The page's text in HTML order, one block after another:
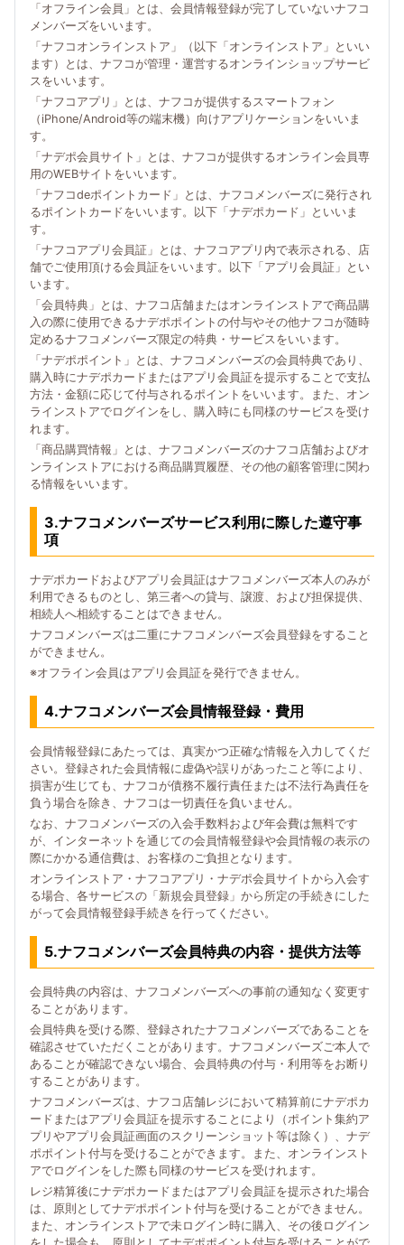
「オフライン会員」とは、会員情報登録が完了していないナフコ
メンバーズをいいます。
「ナフコオンラインストア」（以下「オンラインストア」といい
ます）とは、ナフコが管理・運営するオンラインショップサービ
スをいいます。
「ナフコアプリ」とは、ナフコが提供するスマートフォン
（iPhone/Android等の端末機）向けアプリケーションをいいま
す。
「ナデポ会員サイト」とは、ナフコが提供するオンライン会員専
用のWEBサイトをいいます。
「ナフコdeポイントカード」とは、ナフコメンバーズに発行され
るポイントカードをいいます。以下「ナデポカード」といいま
す。
「ナフコアプリ会員証」とは、ナフコアプリ内で表示される、店
舗でご使用頂ける会員証をいいます。以下「アプリ会員証」とい
います。
「会員特典」とは、ナフコ店舗またはオンラインストアで商品購
入の際に使用できるナデポポイントの付与やその他ナフコが随時
定めるナフコメンバーズ限定の特典・サービスをいいます。
「ナデポポイント」とは、ナフコメンバーズの会員特典であり、
購入時にナデポカードまたはアプリ会員証を提示することで支払
方法・金額に応じて付与されるポイントをいいます。また、オン
ラインストアでログインをし、購入時にも同様のサービスを受け
れます。
「商品購買情報」とは、ナフコメンバーズのナフコ店舗およびオ
ンラインストアにおける商品購買履歴、その他の顧客管理に関わ
る情報をいいます。
3.ナフコメンバーズサービス利用に際した遵守事
項
ナデポカードおよびアプリ会員証はナフコメンバーズ本人のみが
利用できるものとし、第三者への貸与、譲渡、および担保提供、
相続人へ相続することはできません。
ナフコメンバーズは二重にナフコメンバーズ会員登録をすること
ができません。
※オフライン会員はアプリ会員証を発行できません。
4.ナフコメンバーズ会員情報登録・費用
会員情報登録にあたっては、真実かつ正確な情報を入力してくだ
さい。登録された会員情報に虚偽や誤りがあったこと等により、
損害が生じても、ナフコが債務不履行責任または不法行為責任を
負う場合を除き、ナフコは一切責任を負いません。
なお、ナフコメンバーズの入会手数料および年会費は無料です
が、インターネットを通じての会員情報登録や会員情報の表示の
際にかかる通信費は、お客様のご負担となります。
オンラインストア・ナフコアプリ・ナデポ会員サイトから入会す
る場合、各サービスの「新規会員登録」から所定の手続きにした
がって会員情報登録手続きを行ってください。
5.ナフコメンバーズ会員特典の内容・提供方法等
会員特典の内容は、ナフコメンバーズへの事前の通知なく変更す
ることがあります。
会員特典を受ける際、登録されたナフコメンバーズであることを
確認させていただくことがあります。ナフコメンバーズご本人で
あることが確認できない場合、会員特典の付与・利用等をお断り
することがあります。
ナフコメンバーズは、ナフコ店舗レジにおいて精算前にナデポカ
ードまたはアプリ会員証を提示することにより（ポイント集約ア
プリやアプリ会員証画面のスクリーンショット等は除く）、ナデ
ポポイント付与を受けることができます。また、オンラインスト
アでログインをした際も同様のサービスを受けれます。
レジ精算後にナデポカードまたはアプリ会員証を提示された場合
は、原則としてナデポポイント付与を受けることができません。
また、オンラインストアで未ログイン時に購入、その後ログイン